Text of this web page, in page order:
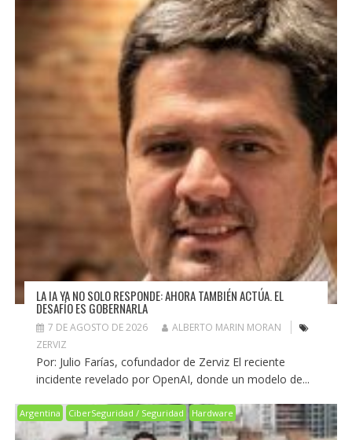
LA IA YA NO SOLO RESPONDE: AHORA TAMBIÉN ACTÚA. EL
DESAFÍO ES GOBERNARLA
7 DE AGOSTO DE 2026
ALBERTO MARIN MORAN
ZERVIZ
Por: Julio Farías, cofundador de Zerviz El reciente
incidente revelado por OpenAI, donde un modelo de...
Argentina CiberSeguridad / Seguridad Hardware